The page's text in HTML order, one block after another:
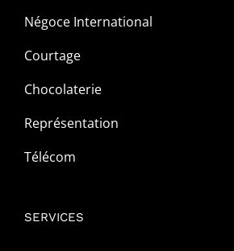
Négoce International
Courtage
Chocolaterie
Représentation
Télécom
SERVICES